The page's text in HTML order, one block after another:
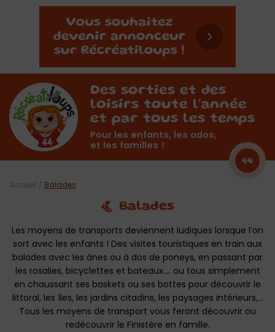
Des sorties et des
loisirs toute l'année
et par tous les temps
Pour les enfants, les ados,
et les familles !
44
Balades
Les moyens de transports deviennent ludiques lorsque l’on
sort avec les enfants ! Des visites touristiques en train aux
balades avec les ânes ou à dos de poneys, en passant par
les rosalies, bicyclettes et bateaux…. ou tous simplement
en chaussant ses baskets ou ses bottes pour découvrir le
littoral, les îles, les jardins citadins, les paysages intérieurs,…
Tous les moyens de transport vous feront découvrir ou
redécouvrir le Finistère en famille.
Accueil / Balades